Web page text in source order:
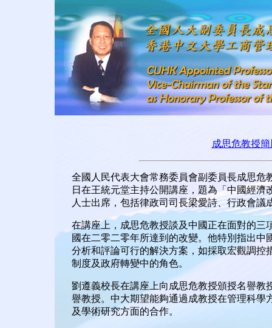
成思危教授簡
全國人民代表大會常務委員會副委員長成思
日在王統元堂主持公開講座，題為「中國經
人士出席，包括律政司司長梁愛詩、行政會
在講座上，成思危教授談及中國正在面對的
國在二零二零年所達到的改變。他特別指出
分析和評論可行的解決方案，如採取宏觀調
制度及政府轉變中的角色。
劉遵義校長在講座上向成思危教授頒授名譽
譽教授。中大期望能夠通過成教授在管理科
及學術研究方面的合作。